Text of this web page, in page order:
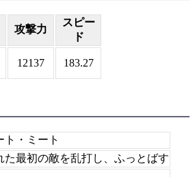
攻撃力
スピー
ド
12137 183.27
ト・ミート
た最初の敵を乱打し、ふっとばす